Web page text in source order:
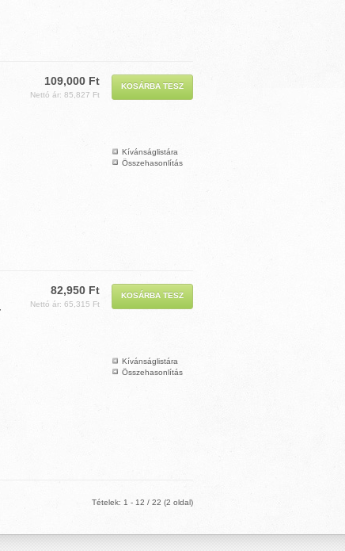
Kívánságlistára
Összehasonlítás
109,000 Ft
Nettó ár: 85,827 Ft
Kívánságlistára
Összehasonlítás
82,950 Ft
Nettó ár: 65,315 Ft
Tételek: 1 - 12 / 22 (2 oldal)